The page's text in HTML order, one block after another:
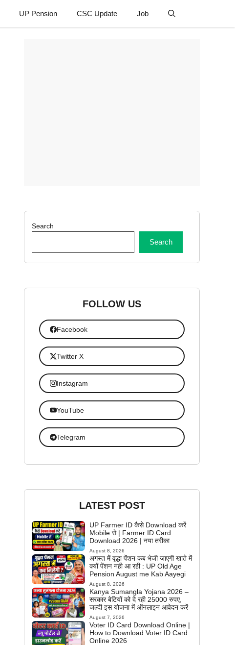
UP Pension CSC Update Job
Search
Search
FOLLOW US
Facebook
Twitter X
Instagram
YouTube
Telegram
LATEST POST
UP Farmer ID कैसे Download करें
Mobile से | Farmer ID Card
Download 2026 | नया तरीका
August 8, 2026
अगस्त में वृद्धा पेंशन कब भेजी जाएगी खाते में
क्यों पेंशन नही आ रही : UP Old Age
Pension August me Kab Aayegi
August 8, 2026
Kanya Sumangla Yojana 2026 –
सरकार बेटियों को दे रही 25000 रुपए,
जल्दी इस योजना में ऑनलाइन आवेदन करें
August 7, 2026
Voter ID Card Download Online |
How to Download Voter ID Card
Online 2026